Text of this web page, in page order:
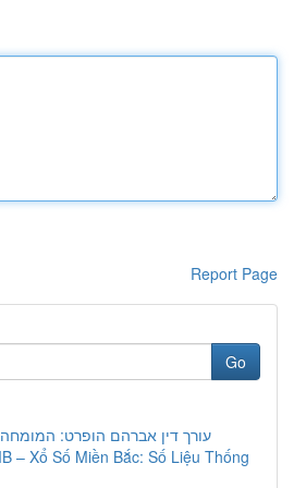
Report Page
Go
עורך דין אברהם הופרט: המומחה
– Xổ Số Miền Bắc: Số Liệu Thống